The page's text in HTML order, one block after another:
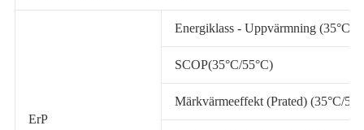
ErP
Energiklass - Uppvärmning (35°C/
SCOP(35°C/55°C)
Märkvärmeeffekt (Prated) (35°C/